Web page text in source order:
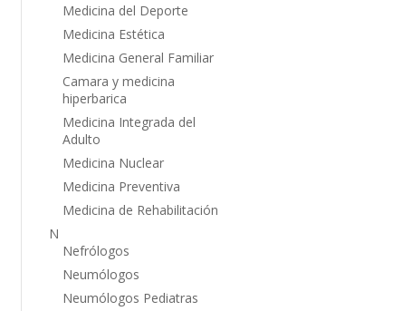
Medicina del Deporte
Medicina Estética
Medicina General Familiar
Camara y medicina
hiperbarica
Medicina Integrada del
Adulto
Medicina Nuclear
Medicina Preventiva
Medicina de Rehabilitación
N
Nefrólogos
Neumólogos
Neumólogos Pediatras